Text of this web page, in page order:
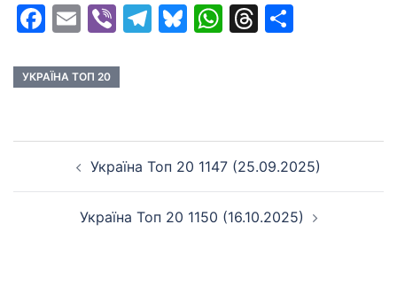
Facebook
EmailViberTelegram
Bluesky
WhatsApp
Threads
УКРАЇНА ТОП 20
navigationУкраїна Топ 20 1147 (25.09.2025)
Україна Топ 20 1150 (16.10.2025)